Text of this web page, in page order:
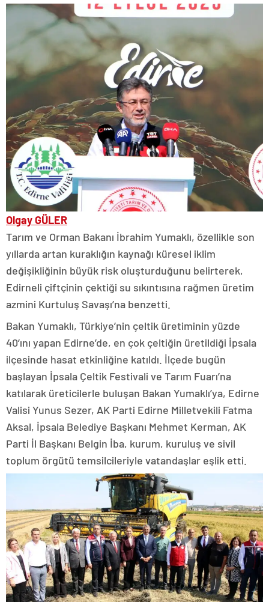
Olgay GÜLER
Tarım ve Orman Bakanı İbrahim Yumaklı, özellikle son
yıllarda artan kuraklığın kaynağı küresel iklim
değişikliğinin büyük risk oluşturduğunu belirterek,
Edirneli çiftçinin çektiği su sıkıntısına rağmen üretim
azmini Kurtuluş Savaşı’na benzetti.
Bakan Yumaklı, Türkiye’nin çeltik üretiminin yüzde
40’ını yapan Edirne’de, en çok çeltiğin üretildiği İpsala
ilçesinde hasat etkinliğine katıldı. İlçede bugün
başlayan İpsala Çeltik Festivali ve Tarım Fuarı’na
katılarak üreticilerle buluşan Bakan Yumaklı’ya, Edirne
Valisi Yunus Sezer, AK Parti Edirne Milletvekili Fatma
Aksal, İpsala Belediye Başkanı Mehmet Kerman, AK
Parti İl Başkanı Belgin İba, kurum, kuruluş ve sivil
toplum örgütü temsilcileriyle vatandaşlar eşlik etti.